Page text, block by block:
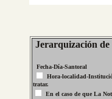
Jerarquización de
Fecha-Día-Santoral
Hora-localidad-
tratar.
En el caso de que La